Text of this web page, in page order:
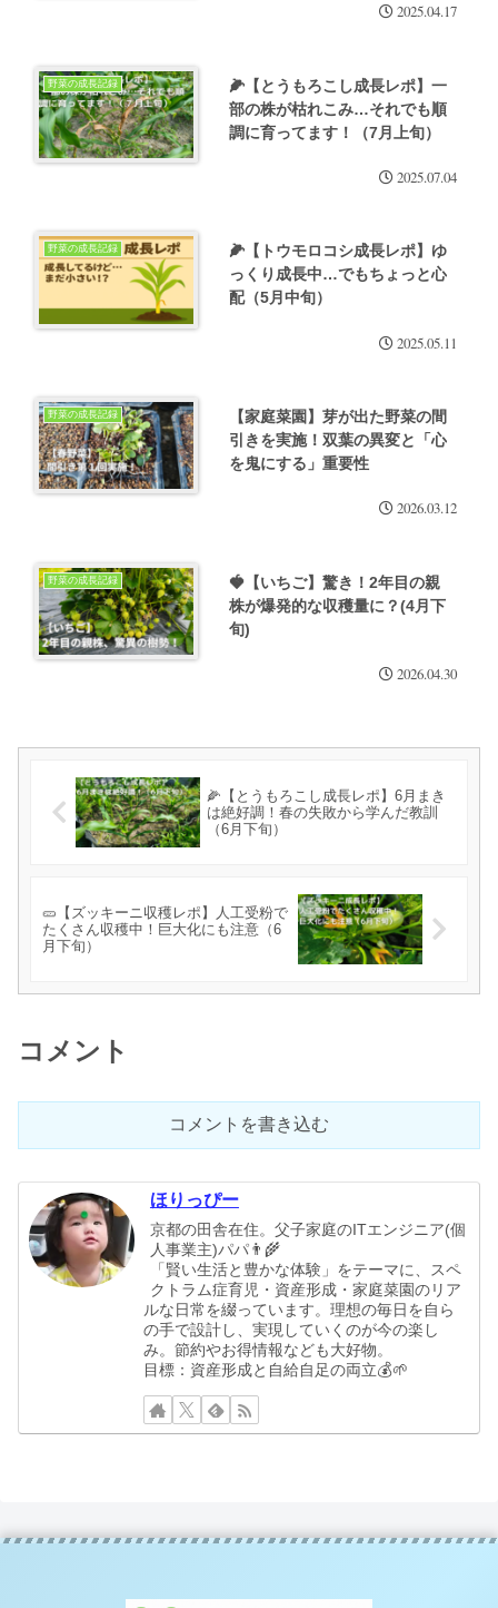
2025.04.17
野菜の成長記録
🌽【とうもろこし成長レポ】一
部の株が枯れこみ…それでも順
調に育ってます！（7月上旬）
2025.07.04
野菜の成長記録
🌽【トウモロコシ成長レポ】ゆ
っくり成長中…でもちょっと心
配（5月中旬）
2025.05.11
野菜の成長記録
【家庭菜園】芽が出た野菜の間
引きを実施！双葉の異変と「心
を鬼にする」重要性
2026.03.12
野菜の成長記録
🍓【いちご】驚き！2年目の親
株が爆発的な収穫量に？(4月下
旬)
2026.04.30
🌽【とうもろこし成長レポ】6月まき
は絶好調！春の失敗から学んだ教訓
（6月下旬）
🥒【ズッキーニ収穫レポ】人工受粉で
たくさん収穫中！巨大化にも注意（6
月下旬）
コメント
コメントを書き込む
ほりっぴー
京都の田舎在住。父子家庭のITエンジニア(個
人事業主)パパ👨‍🌾
「賢い生活と豊かな体験」をテーマに、スペ
クトラム症育児・資産形成・家庭菜園のリア
ルな日常を綴っています。理想の毎日を自ら
の手で設計し、実現していくのが今の楽し
み。節約やお得情報なども大好物。
目標：資産形成と自給自足の両立💰🌱